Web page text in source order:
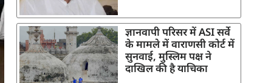
ज्ञानवापी परिसर में ASI सर्वे
के मामले में वाराणसी कोर्ट में
सुनवाई, मुस्लिम पक्ष ने
दाखिल की है याचिका